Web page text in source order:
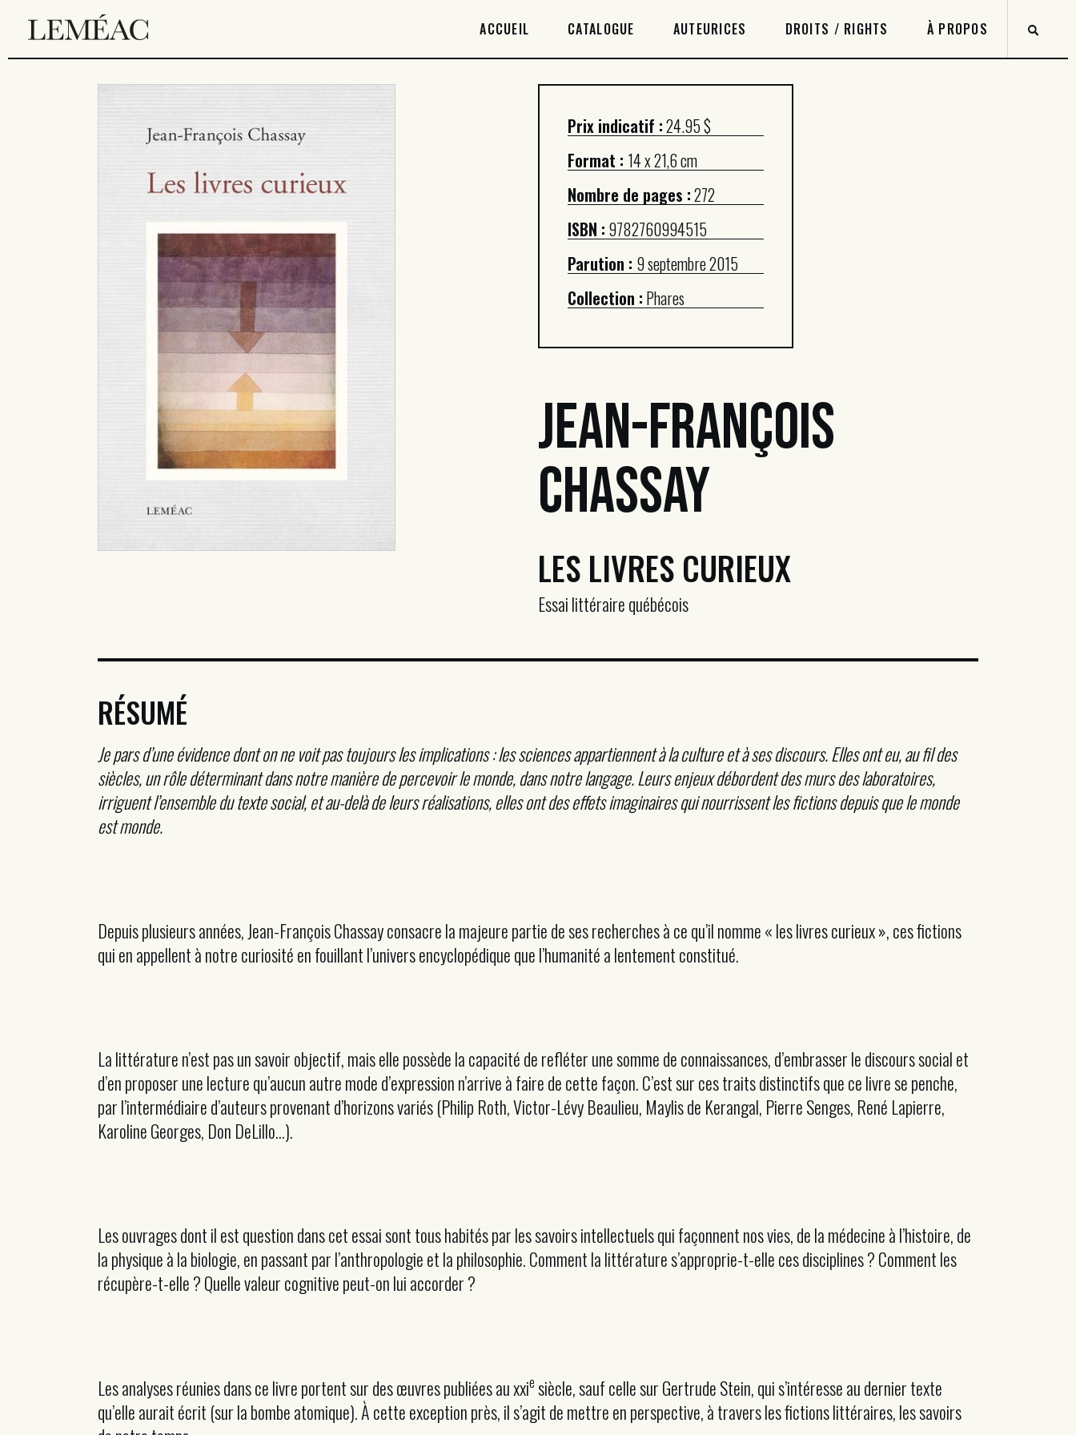
ACCUEIL CATALOGUE AUTEURICES DROITS / RIGHTS À PROPOS
CATALOGUE
Prix indicatif :24.95 $
Format : 14 x 21,6 cm
Nombre de pages :272
ISBN : 9782760994515
Parution : 9 septembre 2015
Collection : Phares
Jean-François
Chassay
LES LIVRES CURIEUX
Essai littéraire québécois
RÉSUMÉ
Je pars d’une évidencedont on ne voit pas toujours les implications : les sciences appartiennent à la culture et à ses discours. Elles ont eu, au fil des
siècles, un rôle déterminant dans notre manière de percevoir le monde, dans notre langage. Leurs enjeux débordent des murs des laboratoires,
irriguent l’ensemble du texte social, et au-delà de leurs réalisations, elles ont des effets imaginaires qui nourrissent les fictions depuis que le monde
est monde.
Depuis plusieurs années, Jean-François Chassay consacre la majeure partie de ses recherches à ce qu’il nomme « les livres curieux », ces fictions
qui en appellent à notre curiosité en fouillant l’univers encyclopédique que l’humanité a lentement constitué.
La littérature n’est pas un savoir objectif, mais elle possède la capacité de refléter une somme de connaissances, d’embrasser le discours social et
d’en proposer une lecture qu’aucun autre mode d’expression n’arrive à faire de cette façon. C’est sur ces traits distinctifs que ce livre se penche,
par l’intermédiaire d’auteurs provenant d’horizons variés (Philip Roth, Victor-Lévy Beaulieu, Maylis de Kerangal, Pierre Senges, René Lapierre,
Karoline Georges, Don DeLillo…).
Les ouvrages dont il est question dans cet essai sont tous habités par les savoirs intellectuels qui façonnent nos vies, de la médecine à l’histoire, de
la physique à la biologie, en passant par l’anthropologie et la philosophie. Comment la littérature s’approprie-t-elle ces disciplines ? Comment les
récupère-t-elle ? Quelle valeur cognitive peut-on lui accorder ?
Les analyses réunies dans ce livre portent sur des œuvres publiées au xxie siècle, sauf celle sur Gertrude Stein, qui s’intéresse au dernier texte
qu’elle aurait écrit (sur la bombe atomique). À cette exception près, il s’agit de mettre en perspective, à travers les fictions littéraires, les savoirs